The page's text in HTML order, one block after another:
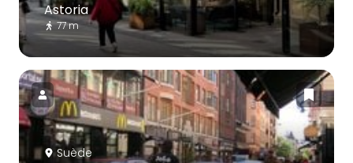
Astoria
77 m
Suède